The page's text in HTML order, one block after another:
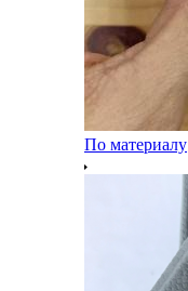
По материалу